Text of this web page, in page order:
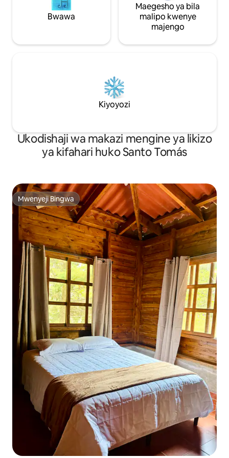
Bwawa
Maegesho ya bila
malipo kwenye
majengo
Kiyoyozi
Ukodishaji wa makazi mengine ya likizo
ya kifahari huko Santo Tomás
Mwenyeji Bingwa
Mwenyeji Bingwa